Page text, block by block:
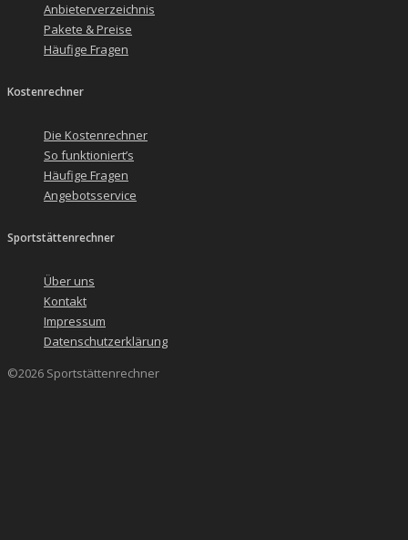
Anbieterverzeichnis
Pakete & Preise
Häufige Fragen
Kostenrechner
Die Kostenrechner
So funktioniert’s
Häufige Fragen
Angebotsservice
Sportstättenrechner
Über uns
Kontakt
Impressum
Datenschutzerklärung
©2026 Sportstättenrechner